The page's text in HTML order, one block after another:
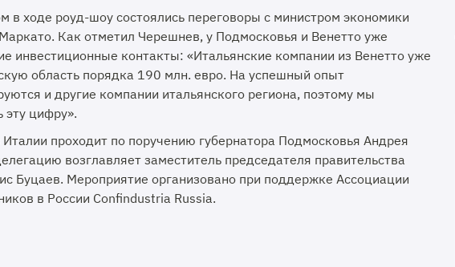
в ходе роуд-шоу состоялись переговоры с министром экономики
Как отметил Черешнев, у Подмосковья и Венетто уже
инвестиционные контакты: «Итальянские компании из Венетто уже
область порядка 190 млн. евро. На успешный опыт
и другие компании итальянского региона, поэтому мы
эту цифру».
проходит по поручению губернатора Подмосковья Андрея
возглавляет заместитель председателя правительства
Буцаев. Мероприятие организовано при поддержке Ассоциации
в России Confindustria Russia.